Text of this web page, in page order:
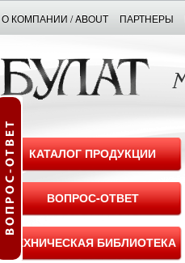
О КОМПАНИИ / ABOUT ПАРТНЕРЫ
КАТАЛОГ ПРОДУКЦИИ
ВОПРОС-ОТВЕТ
ТЕХНИЧЕСКАЯ БИБЛИОТЕКА